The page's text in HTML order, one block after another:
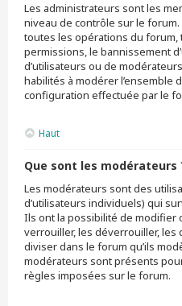
Les administrateurs sont les
niveau de contrôle sur le
toutes les opérations du
permissions, le bannissement
d’utilisateurs ou de
habilités à modérer l’ensemble
configuration effectuée par le
Haut
Que sont les modérateurs
Les modérateurs sont des
d’utilisateurs individuels) qui
Ils ont la possibilité de modifier
verrouiller, les déverrouiller, les
diviser dans le forum qu’ils
modérateurs sont présents
règles imposées sur le forum.